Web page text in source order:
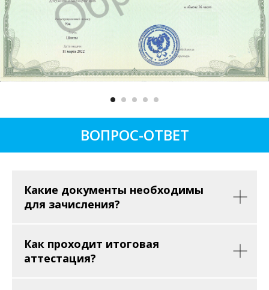
ВОПРОС-ОТВЕТ
Какие документы необходимы
для зачисления?
Как проходит итоговая
аттестация?